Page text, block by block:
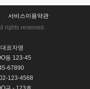
서비스이용약관
rights reserved.
표자명
동 123-45
67890
123-4568